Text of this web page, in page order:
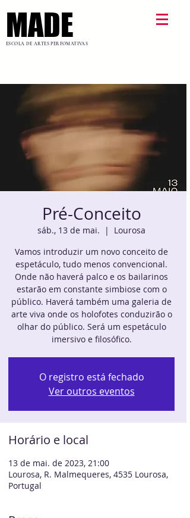
MADE
MADE
ESCOLA DE ARTES PERFOMATIVAS
Pré-Conceito
sáb., 13 de mai.
  |
Lourosa
Vamos introduzir um novo conceito de
espetáculo, tudo menos convencional.
Onde não haverá palco e os bailarinos
estarão em constante simbiose com o
público. Haverá também uma galeria de
arte viva onde os holofotes conduzirão o
olhar do público. Será um espetáculo
imersivo e filosófico.
O registro está fechado
Ver outros eventos
Horário e local
13 de mai. de 2023, 21:00
Lourosa, R. Malmequeres, 4535 Lourosa,
Portugal